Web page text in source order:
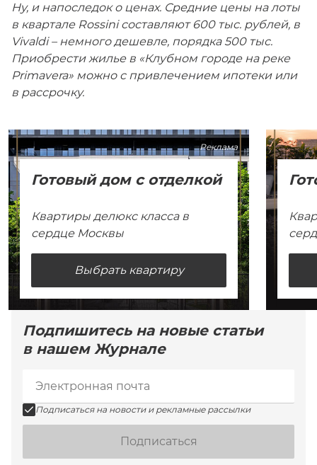
Ну, и напоследок о ценах. Средние цены на лоты
в квартале Rossini составляют 600 тыс. рублей, в
Vivaldi – немного дешевле, порядка 500 тыс.
Приобрести жилье в «Клубном городе на реке
Primavera» можно с привлечением ипотеки или
в рассрочку.
Реклама
Готовый дом с отделкой
Квартиры делюкс класса в
сердце Москвы
Выбрать квартиру
Подпишитесь на новые статьи
в нашем Журнале
Подписаться на новости и рекламные рассылки
Подписаться